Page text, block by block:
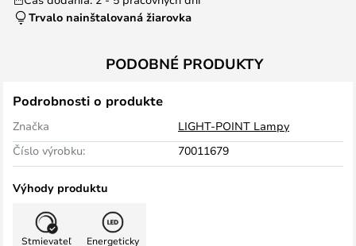
Trvalo nainštalovaná žiarovka
PODOBNÉ PRODUKTY
Podrobnosti o produkte
Značka
LIGHT-POINT Lampy
Číslo výrobku:
70011679
Výhody produktu
Stmievateľ
Energeticky